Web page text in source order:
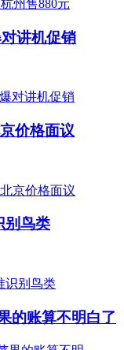
讲机促销
价格面议
别鸟类
的账算不明白了